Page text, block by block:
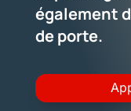
également
de porte.